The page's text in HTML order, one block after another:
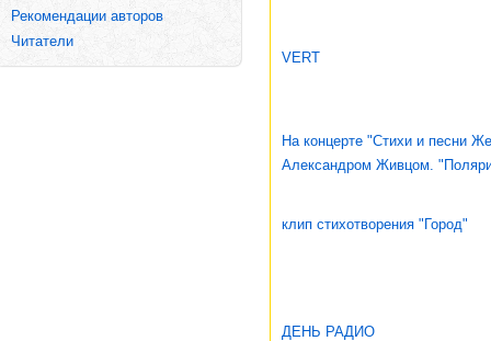
Рекомендации авторов
Читатели
VERT
На концерте "Стихи и песни
Александром Живцом.
клип стихотворения "Город"
ДЕНЬ РАДИО